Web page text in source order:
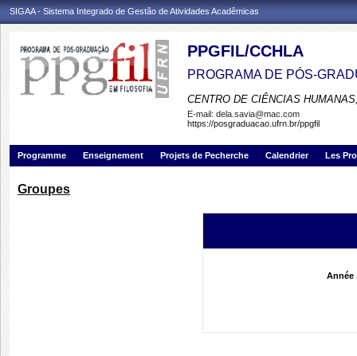
SIGAA - Sistema Integrado de Gestão de Atividades Acadêmicas
PPGFIL/CCHLA
PROGRAMA DE PÓS-
CENTRO DE CIÊNCIAS
E-mail: dela.savia@mac.com
https://posgraduacao.ufrn.br/ppgfil
Programme Enseignement Projets de Pecherche Calendrier Les
Groupes
Année